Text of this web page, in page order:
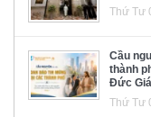
Thứ Tư
Cầu
thành
Đức
Thứ Tư